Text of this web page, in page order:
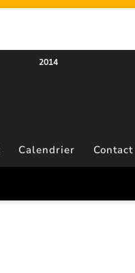
2014
Calendrier Contact